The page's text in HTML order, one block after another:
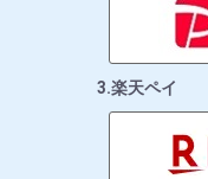
3.楽天ペイ